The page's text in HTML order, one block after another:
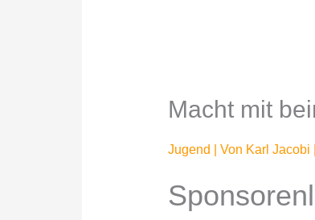
Macht mit
Jugend | Von Karl Jacobi